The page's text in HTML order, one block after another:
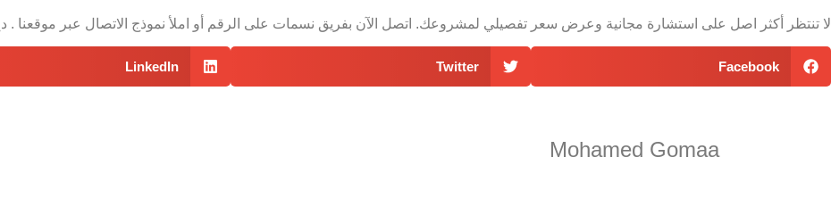
لا تنتظر أكثر اصل على استشارة مجانية وعرض سعر تفصيلي لمشروعك. اتصل الآن بفريق نسمات على الرقم أو املأ نموذج الاتصال عبر موقعنا .
Facebook
Twitter
LinkedIn
Mohamed Gomaa